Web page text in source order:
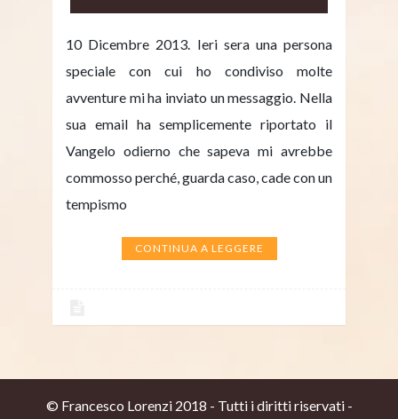
10 Dicembre 2013. Ieri sera una persona
speciale con cui ho condiviso molte
avventure mi ha inviato un messaggio. Nella
sua email ha semplicemente riportato il
Vangelo odierno che sapeva mi avrebbe
commosso perché, guarda caso, cade con un
tempismo
CONTINUA A LEGGERE
© Francesco Lorenzi 2018 - Tutti i diritti riservati -